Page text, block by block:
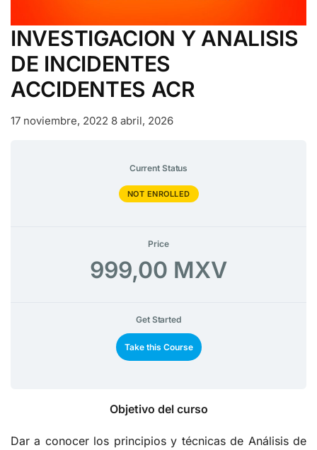
INVESTIGACION Y ANALISIS
DE INCIDENTES
ACCIDENTES ACR
17 noviembre, 2022 8 abril, 2026
Current Status
NOT ENROLLED
Price
999,00 MXV
Get Started
Take this Course
Objetivo del curso
Dar a conocer los principios y técnicas de Análisis de